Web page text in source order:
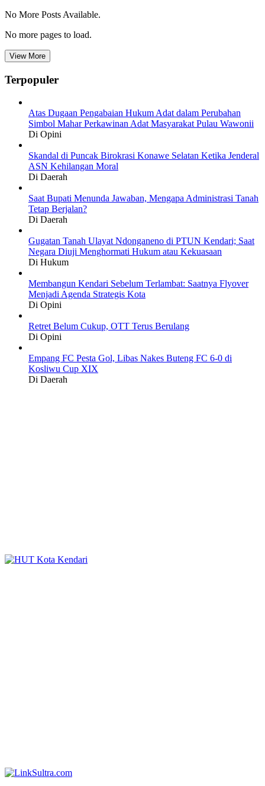
No More Posts Available.
No more pages to load.
View More
Terpopuler
Atas Dugaan Pengabaian Hukum Adat dalam Perubahan
Simbol Mahar Perkawinan Adat Masyarakat Pulau Wawonii
Di Opini
Skandal di Puncak Birokrasi Konawe Selatan Ketika Jenderal
ASN Kehilangan Moral
Di Daerah
Saat Bupati Menunda Jawaban, Mengapa Administrasi Tanah
Tetap Berjalan?
Di Daerah
Gugatan Tanah Ulayat Ndonganeno di PTUN Kendari; Saat
Negara Diuji Menghormati Hukum atau Kekuasaan
Di Hukum
Membangun Kendari Sebelum Terlambat: Saatnya Flyover
Menjadi Agenda Strategis Kota
Di Opini
Retret Belum Cukup, OTT Terus Berulang
Di Opini
Empang FC Pesta Gol, Libas Nakes Buteng FC 6-0 di
Kosliwu Cup XIX
Di Daerah